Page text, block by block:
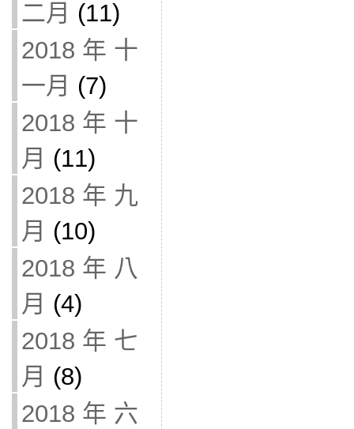
二月 (11)
2018 年 十
一月 (7)
2018 年 十
月 (11)
2018 年 九
月 (10)
2018 年 八
月 (4)
2018 年 七
月 (8)
2018 年 六